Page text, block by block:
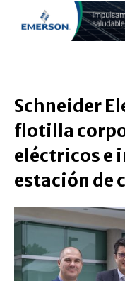
Schneider
flotilla
eléctricos e
estación de